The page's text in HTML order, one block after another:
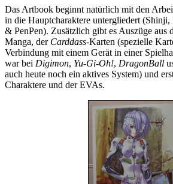
Das Artbook beginnt natürlich mit den
in die Hauptcharaktere untergliedert
& PenPen). Zusätzlich gibt es Auszüge aus
Manga, der Carddass-Karten (spezielle
Verbindung mit einem Gerät in einer
war bei Digimon, Yu-Gi-Oh!, DragonBall
auch heute noch ein aktives System) und
Charaktere und der EVAs.